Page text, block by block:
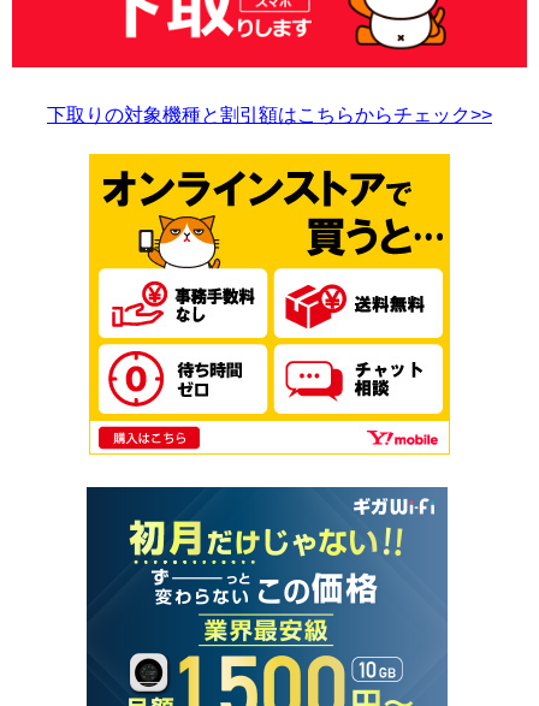
下取りの対象機種と割引額はこちらからチェック>>